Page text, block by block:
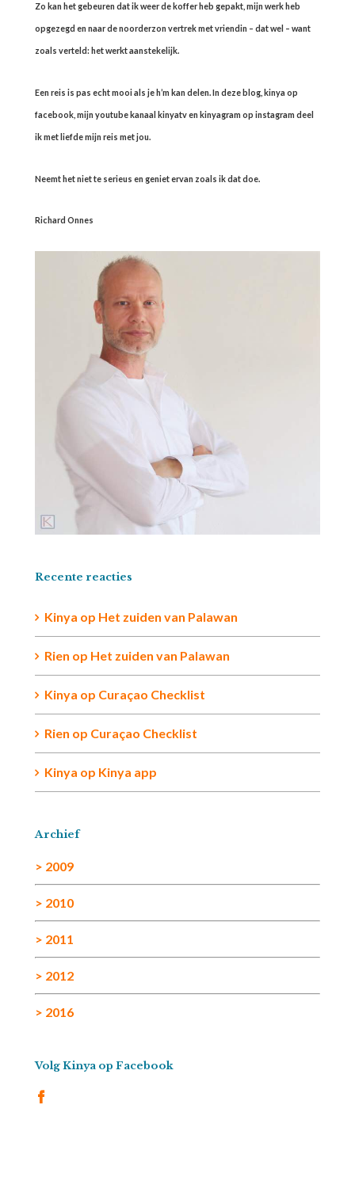
Zo kan het gebeuren dat ik weer de koffer heb gepakt, mijn werk heb
opgezegd en naar de noorderzon vertrek met vriendin – dat wel – want
zoals verteld: het werkt aanstekelijk.
Een reis is pas echt mooi als je h’m kan delen. In deze blog, kinya op
facebook, mijn youtube kanaal kinyatv en kinyagram op instagram deel
ik met liefde mijn reis met jou.
Neemt het niet te serieus en geniet ervan zoals ik dat doe.
Richard Onnes
Recente reacties
Kinya op Het zuiden van Palawan
Rien op Het zuiden van Palawan
Kinya op Curaçao Checklist
Rien op Curaçao Checklist
Kinya op Kinya app
Archief
> 2009
> 2010
> 2011
> 2012
> 2016
Volg Kinya op Facebook